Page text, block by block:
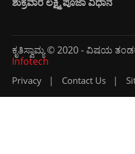
ಶುಕ್ರವಾರ ಲಕ್ಷ್ಮಿ ಪೂಜಾ ವಿಧಾನ
ಕೃತಿಸ್ವಾಮ್ಯ © 2020 - ವಿಷಯ
Infotech
Privacy Contact Us